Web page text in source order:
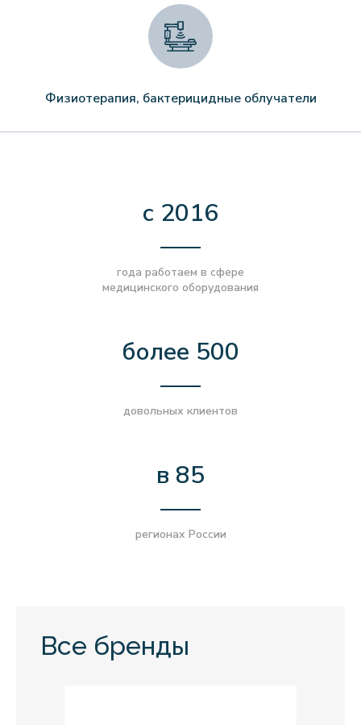
Физиотерапия, бактерицидные облучатели
с 2016
года работаем в сфере
медицинского оборудования
более 500
довольных клиентов
в 85
регионах России
Все бренды